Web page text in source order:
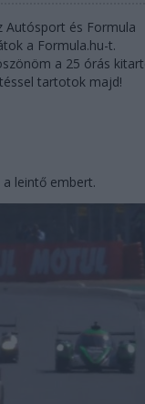
Autósport és Formula
a Formula.hu-t.
a 25 órás
tartotok majd!
leintő embert.